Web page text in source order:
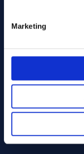
Marketing
Cutting services